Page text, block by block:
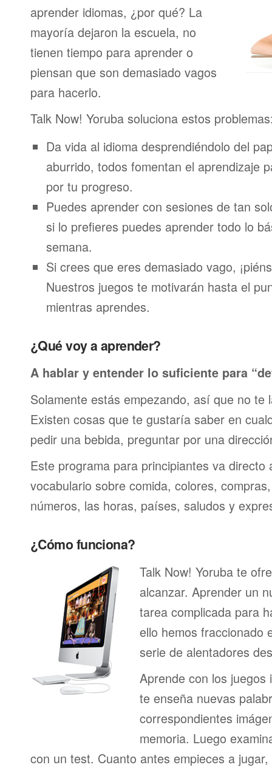
aprender idiomas, ¿por qué? La
mayoría dejaron la escuela, no
tienen tiempo para aprender o
piensan que son demasiado vagos
para hacerlo.
Talk Now! Yoruba soluciona estos
Da vida al idioma desprendiéndolo del
aburrido, todos fomentan el aprendizaje
por tu progreso.
Puedes aprender con sesiones de tan
si lo prefieres puedes aprender todo lo
semana.
Si crees que eres demasiado vago,
Nuestros juegos te motivarán hasta el
mientras aprendes.
¿Qué voy a aprender?
A hablar y entender lo suficiente para
Solamente estás empezando, así que no te
Existen cosas que te gustaría saber en
pedir una bebida, preguntar por una
Este programa para principiantes va directo
vocabulario sobre comida, colores,
números, las horas, países, saludos y
¿Cómo funciona?
Talk Now! Yoruba te
alcanzar. Aprender un
tarea complicada para
ello hemos fraccionado
serie de alentadores
Aprende con los juegos
te enseña nuevas
correspondientes
memoria. Luego
con un test. Cuanto antes empieces a